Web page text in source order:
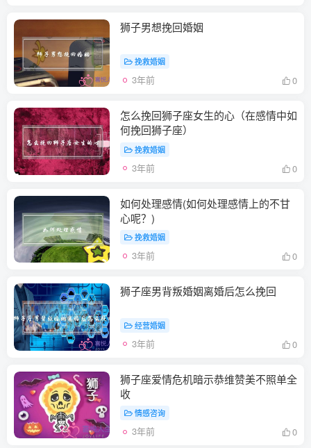
狮子男想挽回婚姻
挽救婚姻
3年前 0
怎么挽回狮子座女生的心（在感情中如
何挽回狮子座）
挽救婚姻
3年前 0
如何处理感情(如何处理感情上的不甘
心呢？)
挽救婚姻
3年前 0
狮子座男背叛婚姻离婚后怎么挽回
经营婚姻
3年前 0
狮子座爱情危机暗示恭维赞美不照单全
收
情感咨询
3年前 0